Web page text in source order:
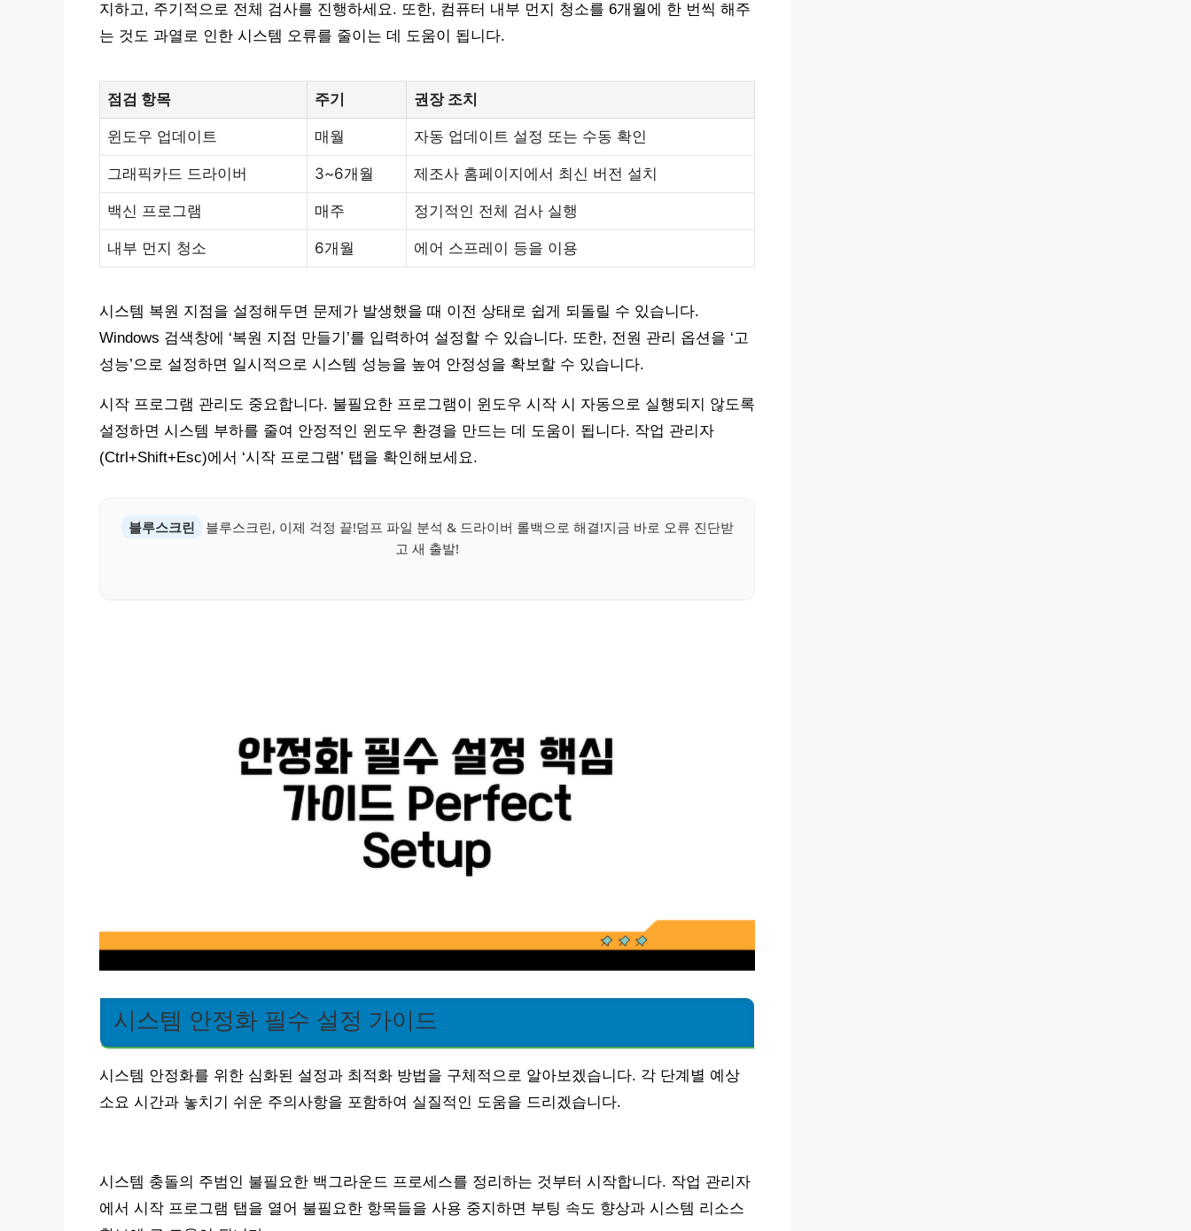
지하고, 주기적으로 전체 검사를 진행하세요. 또한, 컴퓨터 내부 먼지 청소를 6개월에 한 번씩 해주
는 것도 과열로 인한 시스템 오류를 줄이는 데 도움이 됩니다.
점검 항목 주기 권장 조치
윈도우 업데이트 매월 자동 업데이트 설정 또는 수동 확인
그래픽카드 드라이버 3~6개월 제조사 홈페이지에서 최신 버전 설치
백신 프로그램 매주 정기적인 전체 검사 실행
내부 먼지 청소 6개월 에어 스프레이 등을 이용
시스템 복원 지점을 설정해두면 문제가 발생했을 때 이전 상태로 쉽게 되돌릴 수 있습니다.
Windows 검색창에 ‘복원 지점 만들기’를 입력하여 설정할 수 있습니다. 또한, 전원 관리 옵션을 ‘고
성능’으로 설정하면 일시적으로 시스템 성능을 높여 안정성을 확보할 수 있습니다.
시작 프로그램 관리도 중요합니다. 불필요한 프로그램이 윈도우 시작 시 자동으로 실행되지 않도록
설정하면 시스템 부하를 줄여 안정적인 윈도우 환경을 만드는 데 도움이 됩니다. 작업 관리자
(Ctrl+Shift+Esc)에서 ‘시작 프로그램’ 탭을 확인해보세요.
블루스크린
블루스크린, 이제 걱정 끝!덤프 파일 분석 & 드라이버 롤백으로 해결!지금 바로 오류 진단받
고 새 출발!
시스템 안정화 필수 설정 가이드
시스템 안정화를 위한 심화된 설정과 최적화 방법을 구체적으로 알아보겠습니다. 각 단계별 예상
소요 시간과 놓치기 쉬운 주의사항을 포함하여 실질적인 도움을 드리겠습니다.
시스템 충돌의 주범인 불필요한 백그라운드 프로세스를 정리하는 것부터 시작합니다. 작업 관리자
에서 시작 프로그램 탭을 열어 불필요한 항목들을 사용 중지하면 부팅 속도 향상과 시스템 리소스